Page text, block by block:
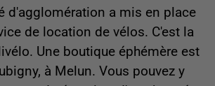
d'agglomération a mis en place
de location de vélos. C'est la
Une boutique éphémère est
à Melun. Vous pouvez y